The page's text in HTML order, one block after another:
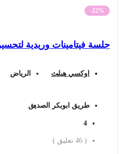
-22%
جلسة فيتامينات وريدية لتحسين
اوكسي هيلث الرياض
طريق ابوبكر الصديق
46 تعليق )